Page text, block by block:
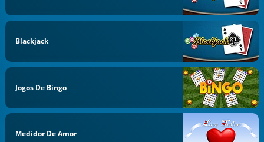
Blackjack
Jogos De Bingo
Medidor De Amor